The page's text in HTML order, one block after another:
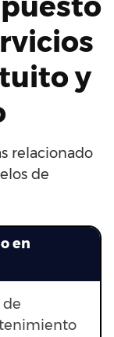
y
relacionado
de
en
de